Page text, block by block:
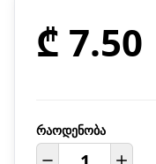
₾ 7.50
რაოდენობა